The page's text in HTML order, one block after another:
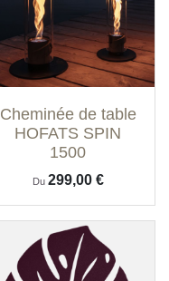
Cheminée de table
HOFATS SPIN
1500
Du Prix
299,00 €